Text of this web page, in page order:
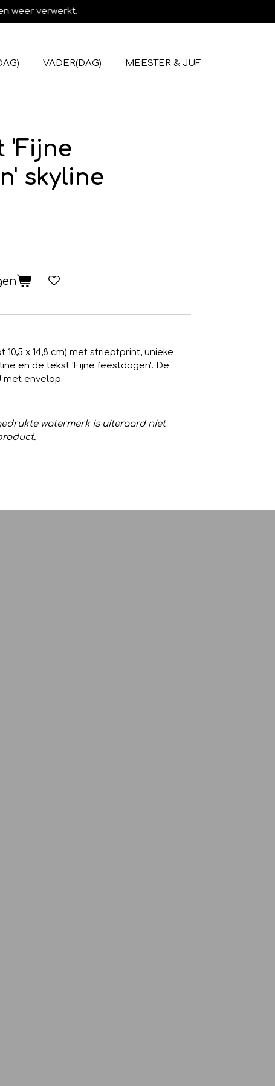
weer verwerkt.
VADER(DAG)
MEESTER & JUF
'Fijne
skyline
x 14,8 cm) met strieptprint, unieke
en de tekst 'Fijne feestdagen'. De
met envelop.
watermerk is uiteraard niet